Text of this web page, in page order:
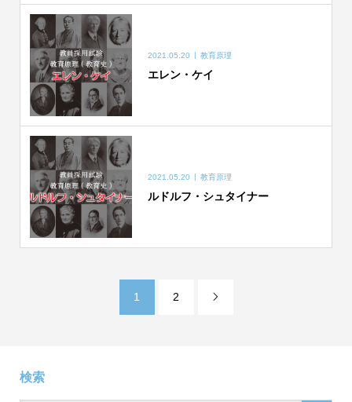
2021.05.20 教育原理
エレン・ケイ
2021.05.20 教育原理
ルドルフ・シュタイナー
1 2 
検索